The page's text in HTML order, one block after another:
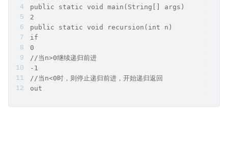
public static void main(String[] args)
2
public static void recursion(int n)
if
0
//当n>0继续递归前进
-1
//当n<0时，则停止递归前进，开始递归返回
out